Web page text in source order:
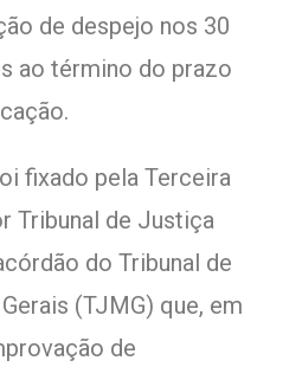
de despejo nos 30
ao término do prazo
fixado pela Terceira
Tribunal de Justiça
do Tribunal de
(TJMG) que, em
de